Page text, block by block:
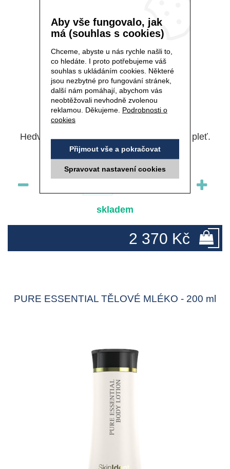
Hedvábná záchrana pro suchou a citlivou pleť.
ks
skladem
2 370 Kč
PURE ESSENTIAL TĚLOVÉ MLÉKO - 200 ml
Aby vše fungovalo, jak
má (souhlas s cookies)
Chceme, abyste u nás rychle našli to,
co hledáte. I proto potřebujeme váš
souhlas s ukládáním cookies. Některé
jsou nezbytné pro fungování stránek,
další nám pomáhají, abychom vás
neobtěžovali nevhodně zvolenou
reklamou. Děkujeme. Podrobnosti o
cookies
Spravovat nastavení cookies
Přijmout vše a pokračovat